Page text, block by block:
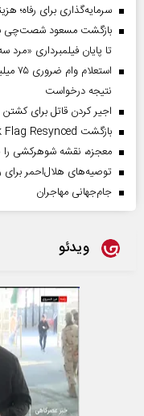
سرمایه‌گذاری برای رفاه؛
بازگشت مسعود شصت‌چی با
تا پایان فیلمبرداری «مرد
نتیجه درخواست
اجیر کردن قاتل برای
بازگشت Black Flag Resynced خبری جذاب برای دوستداران بازی
معجزه، نقشه شوهرکشی را
توصیه‌های هلال‌احمر برای
جام‌جهانی مهاجران
ویدئو